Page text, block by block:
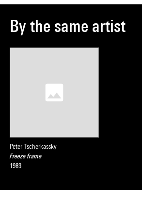
By the same artist
Peter Tscherkassky
Freeze frame
1983